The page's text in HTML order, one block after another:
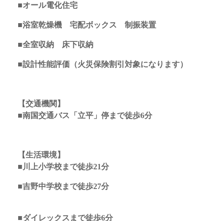
■オール電化住宅
■浴室乾燥機 宅配ボックス 制振装置
■全室収納 床下収納
■設計性能評価（火災保険割引対象になります）
【交通機関】
■南国交通バス「立平」停まで徒歩6分
【生活環境】
■川上小学校まで徒歩21分
■吉野中学校まで徒歩27分
■ダイレックスまで徒歩6分